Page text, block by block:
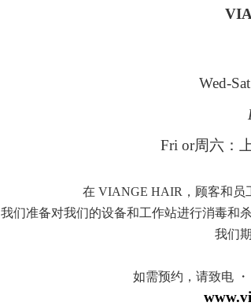
Wed-
Fri or周六：
在 VIANGE HAIR，顾客和员
我们准备对我们的设备和工作站进行消毒和
我们
如需预约，请致电